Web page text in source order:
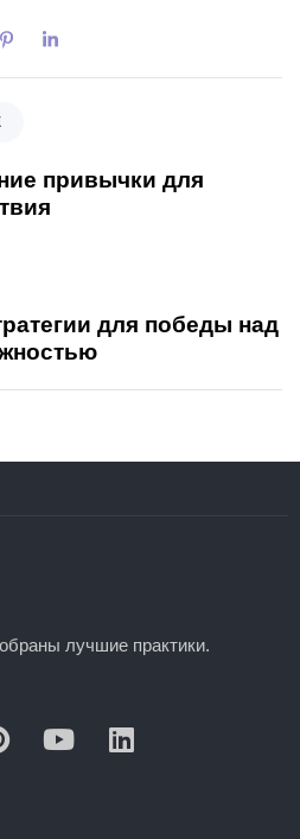
привычки для
для победы над
лучшие практики.